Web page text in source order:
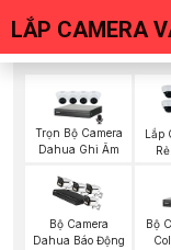
LẮP CAMERA
Trọn Bộ Camera
Dahua Ghi Âm
Lắp
Bộ Camera
Dahua Báo Động
Bộ